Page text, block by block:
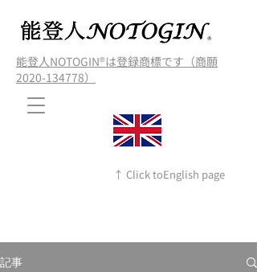
能登人NOTOGIN®️は登録商標です（商願
2020-134778）
↑ Click toEnglish page
記事